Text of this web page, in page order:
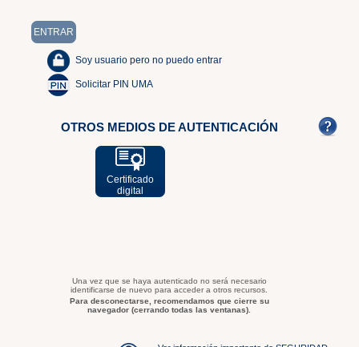
Soy usuario pero no puedo entrar
Solicitar PIN UMA
OTROS MEDIOS DE AUTENTICACIÓN
Certificado
digital
Una vez que se haya autenticado no será necesario
identificarse de nuevo para acceder a otros recursos.
Para desconectarse, recomendamos que cierre su
navegador (cerrando todas las ventanas).